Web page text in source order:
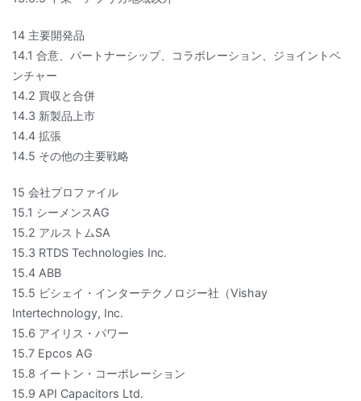
14 主要開発品
14.1 合意、パートナーシップ、コラボレーション、ジョイントベ
ンチャー
14.2 買収と合併
14.3 新製品上市
14.4 拡張
14.5 その他の主要戦略
15 会社プロファイル
15.1 シーメンスAG
15.2 アルストムSA
15.3 RTDS Technologies Inc.
15.4 ABB
15.5 ビシェイ・インターテクノロジー社（Vishay
Intertechnology, Inc.
15.6 アイリス・パワー
15.7 Epcos AG
15.8 イートン・コーポレーション
15.9 API Capacitors Ltd.